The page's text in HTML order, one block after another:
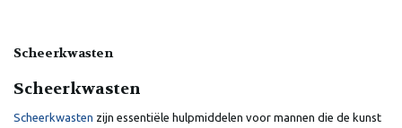
Scheerkwasten
Scheerkwasten
Scheerkwasten zijn essentiële hulpmiddelen voor mannen die de kunst